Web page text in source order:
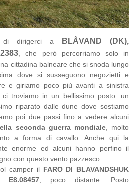
di dirigerci a BLÅVAND (DK),
, che però percorriamo solo in
cittadina balneare che si snoda lungo
dove si susseguono negozietti e
e giriamo poco più avanti a sinistra
troviamo in un bellissimo posto: un
riparato dalle dune dove sostiamo
poi due passi fino a vedere alcuni
seconda guerra mondiale, molto
a forma di cavallo. Anche qui la
enorme ed alcuni hanno perfino il
con questo vento pazzesco.
camper ilFARO DI BLAVANDSHUK
E8.08457 , poco distante. Posto